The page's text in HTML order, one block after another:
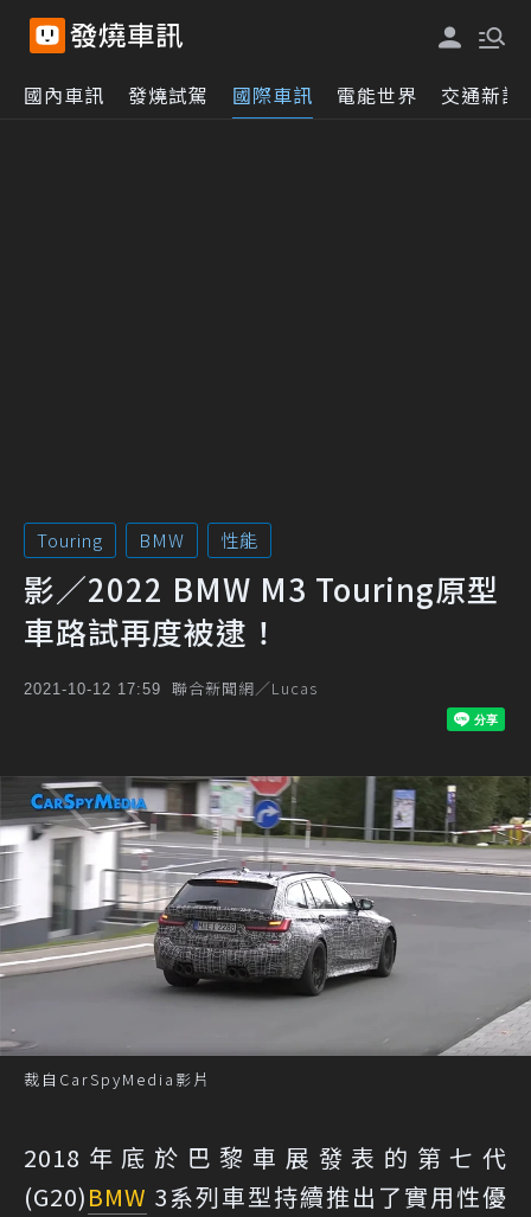
國內車訊 發燒試駕 國際車訊 電能世界 交通新訊
Touring BMW 性能
影／2022 BMW M3 Touring原型
車路試再度被逮！
2021-10-12 17:59 聯合新聞網／Lucas
裁自CarSpyMedia影片
2018年底於巴黎車展發表的第七代
(G20)BMW 3系列車型持續推出了實用性優